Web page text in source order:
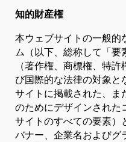
知的財産権
本ウェブサイトの一般的
ム（以下、総称して「
（著作権、商標権、特
び国際的な法律の対象と
サイトに掲載された、ま
のためにデザインされた
サイトのすべての要素）
バナー、企業名およびグ